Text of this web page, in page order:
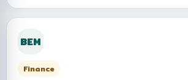
มั่นคงปลอดภัยในการจัดการข้อมูลภาพจา
BEM
Finance